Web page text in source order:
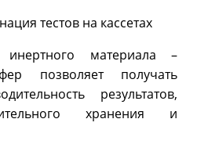
тестов на кассетах
материала –
позволяет получать
результатов,
хранения и